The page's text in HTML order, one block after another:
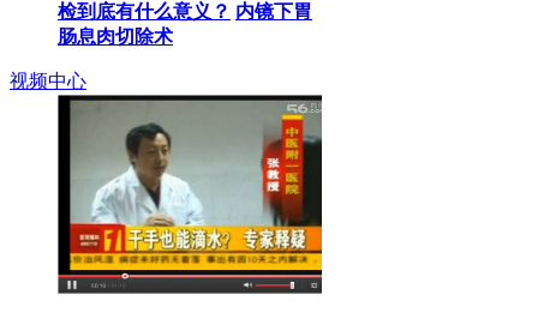
检到底有什么意义？ 内镜下胃
肠息肉切除术
视频中心